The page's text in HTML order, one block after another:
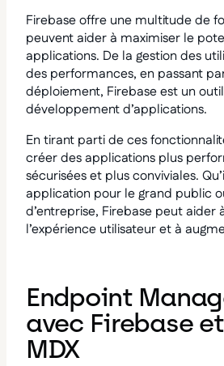
Firebase offre une multitude de
peuvent aider à maximiser le
applications. De la gestion des
des performances, en passant
déploiement, Firebase est un
développement d’applications.
En tirant parti de ces
créer des applications plus
sécurisées et plus conviviales.
application pour le grand public
d’entreprise, Firebase peut aider
l’expérience utilisateur et à
Endpoint
avec Firebase
MDX